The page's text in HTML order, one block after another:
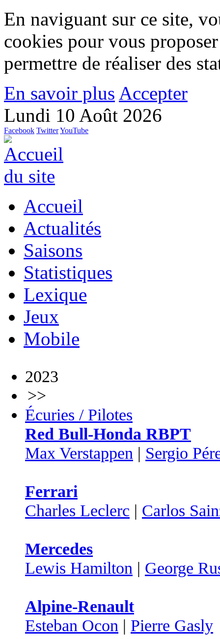
En naviguant sur ce site,
cookies pour vous
permettre de réaliser des
En savoir plus Accepter
Lundi 10 Août 2026
Facebook TwitterYouTube
Accueil
Actualités
Saisons
Statistiques
Lexique
Jeux
Mobile
2023
>>
Écuries / Pilotes
Red Bull-Honda RBPT
Max Verstappen | Sergio
Ferrari
Charles Leclerc | Carlos
Mercedes
Lewis Hamilton | George
Alpine-Renault
Esteban Ocon | Pierre Gasly